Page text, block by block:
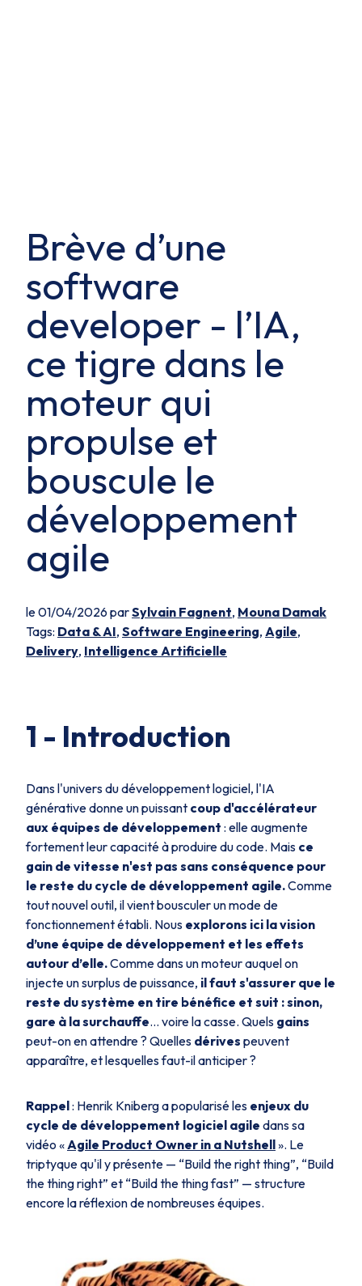
Brève d’une
software
developer - l’IA,
ce tigre dans le
moteur qui
propulse et
bouscule le
développement
agile
le 01/04/2026 parSylvain Fagnent, Mouna Damak
Tags: Data & AI, Software Engineering, Agile,
Delivery, Intelligence Artificielle
1 - Introduction
Dans l'univers du développement logiciel, l'IA
générative donne un puissant coup d'accélérateur
aux équipes de développement : elle augmente
fortement leur capacité à produire du code. Mais ce
gain de vitesse n'est pas sans conséquence pour
le reste du cycle de développement agile.Comme
tout nouvel outil, il vient bousculer un mode de
fonctionnement établi. Nous explorons ici la vision
d’une équipe de développement et les effets
autour d’elle.Comme dans un moteur auquel on
injecte un surplus de puissance, il faut s'assurer que le
reste du système en tire bénéfice et suit : sinon,
gare à la surchauffe… voire la casse. Quels gains
peut-on en attendre ? Quelles dérives peuvent
apparaître, et lesquelles faut-il anticiper ?
Rappel: Henrik Kniberg a popularisé les enjeux du
cycle de développement logiciel agile dans sa
vidéo «Agile Product Owner in a Nutshell». Le
triptyque qu'il y présente — “Build the right thing”, “Build
the thing right” et “Build the thing fast” — structure
encore la réflexion de nombreuses équipes.